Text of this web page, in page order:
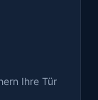
Ihre Tür